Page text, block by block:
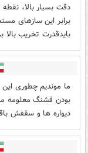
دقت بسیار بالا،
برابر این سازهای
بایدقدرت تخریب
ما موندیم چطوری
دیواره ها و سقفش